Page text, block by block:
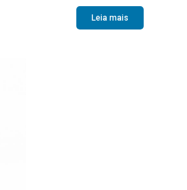
Leia mais